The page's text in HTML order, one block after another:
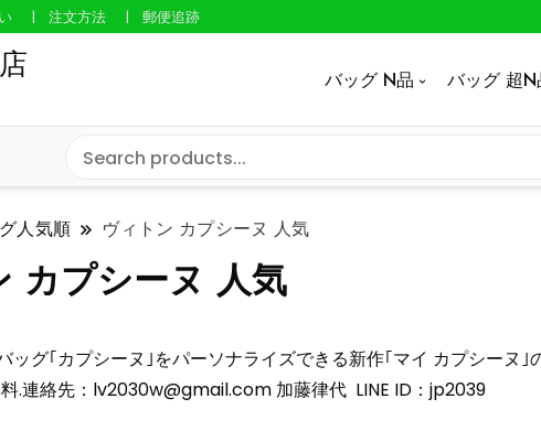
注文方法 郵便追跡
バッグ N品 バッグ 超N
人気順 ヴィトン カプシーヌ 人気
カプシーヌ 人気
ッグ｢カプシーヌ｣をパーソナライズできる新作｢マイ カプシーヌ
.連絡先： lv2030w@gmail.com加藤律代 LINE ID：jp2039